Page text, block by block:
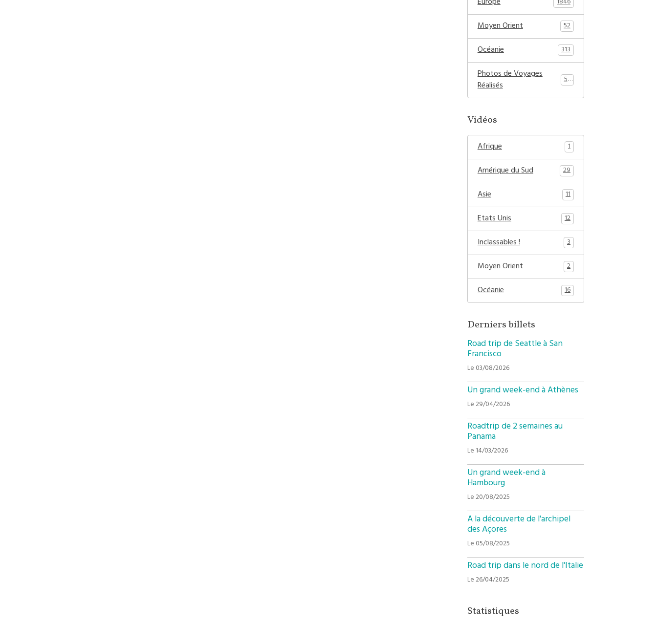
Moyen Orient 52
Océanie 313
Photos de Voyages
Réalisés
54
Vidéos
Afrique 1
Amérique du Sud 29
Asie 11
Etats Unis 12
Inclassables ! 3
Moyen Orient 2
Océanie 16
Derniers billets
Road trip de Seattle à San
Francisco
Le 03/08/2026
Un grand week-end à Athènes
Le 29/04/2026
Roadtrip de 2 semaines au
Panama
Le 14/03/2026
Un grand week-end à
Hambourg
Le 20/08/2025
A la découverte de l'archipel
des Açores
Le 05/08/2025
Road trip dans le nord de l'Italie
Le 26/04/2025
Statistiques